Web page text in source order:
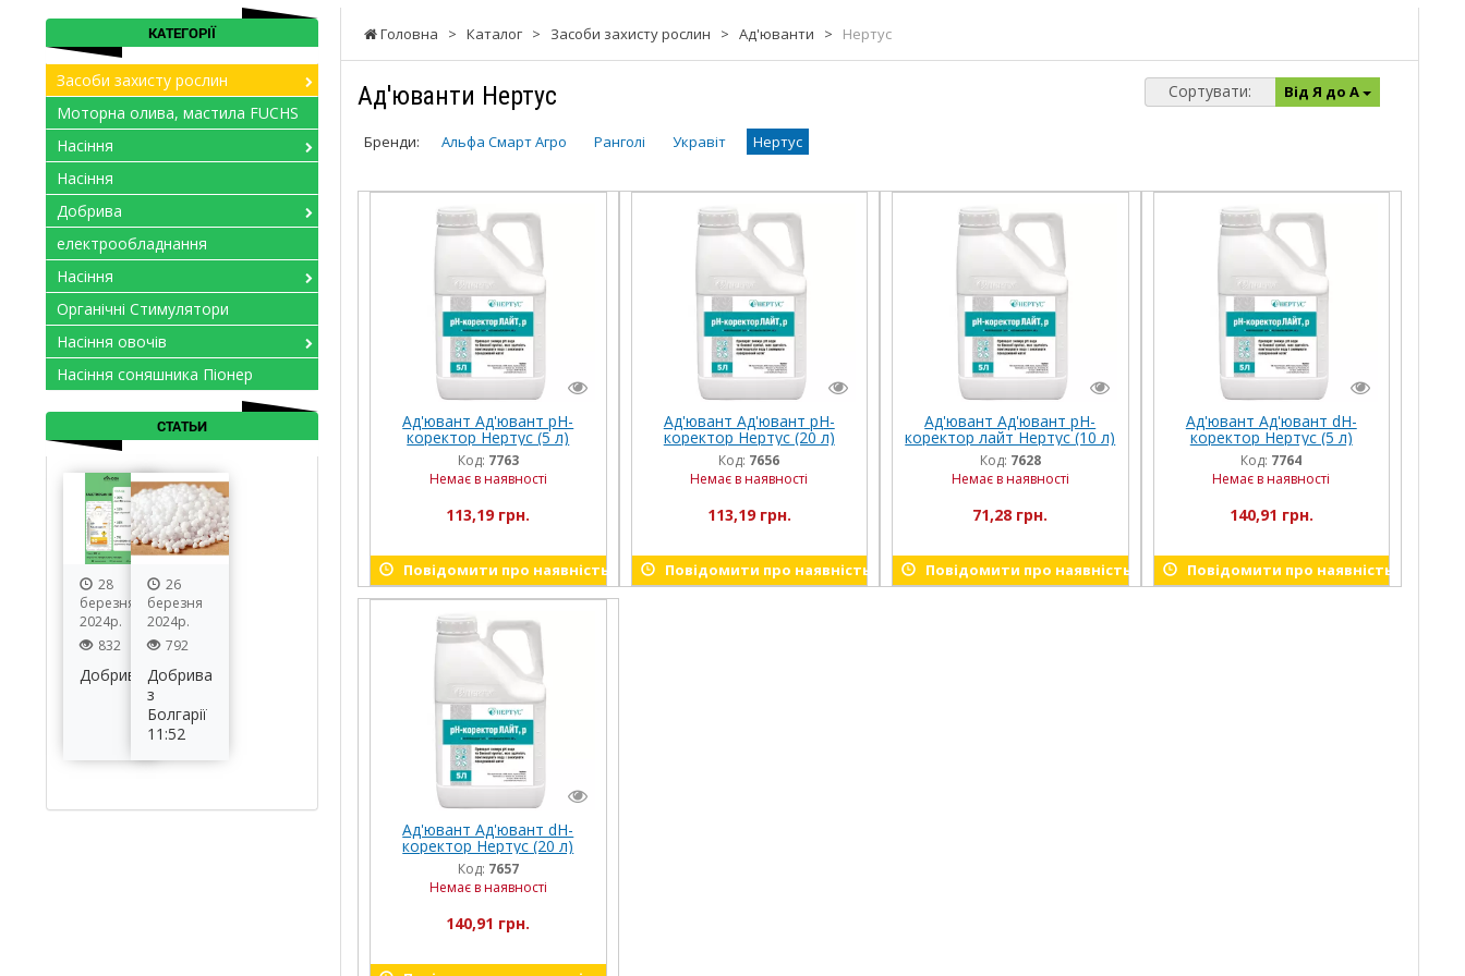
Головна > Каталог > Засоби захисту рослин > Ад'юванти > Нертус
Ад'юванти Нертус Сортувати: Від Я до А
Бренди: Альфа Смарт Агро Ранголі Укравіт Нертус
Ад'ювант Ад'ювант рН-
коректор Нертус (5 л)
Код: 7763
Немає в наявності
113,19 грн.
Повідомити про наявність
Ад'ювант Ад'ювант рН-
коректор Нертус (20 л)
Код: 7656
Немає в наявності
113,19 грн.
Повідомити про наявність
Ад'ювант Ад'ювант рН-
коректор лайт Нертус (10 л)
Код: 7628
Немає в наявності
71,28 грн.
Повідомити про наявність
Ад'ювант Ад'ювант dН-
коректор Нертус (5 л)
Код: 7764
Немає в наявності
140,91 грн.
Повідомити про наявність
Ад'ювант Ад'ювант dН-
коректор Нертус (20 л)
Код: 7657
Немає в наявності
140,91 грн.
КАТЕГОРІЇ
Засоби захисту рослин
Моторна олива, мастила FUCHS
Насіння
Насіння
Добрива
електрообладнання
Насіння
Органічні Стимулятори
Насіння овочів
Насіння соняшника Піонер
СТАТЬИ
28
березня
2024р.
832
Добрива
26
березня
2024р.
792
Добрива
з
Болгарії
11:52